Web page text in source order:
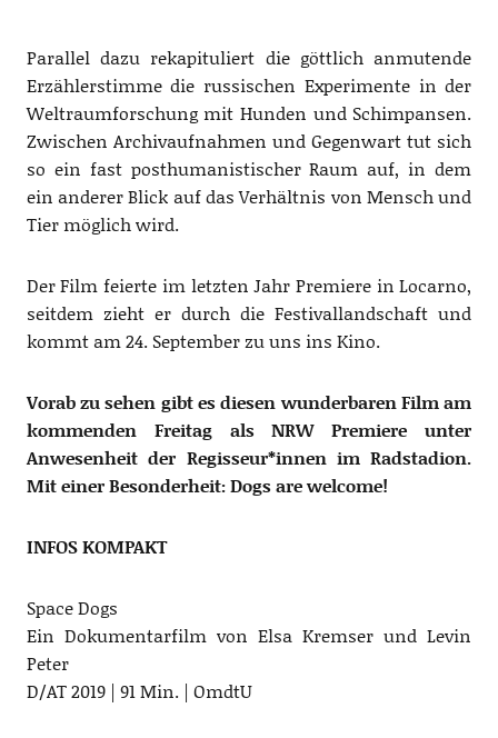
Parallel dazu rekapituliert die göttlich anmutende
Erzählerstimme die russischen Experimente in der
Weltraumforschung mit Hunden und Schimpansen.
Zwischen Archivaufnahmen und Gegenwart tut sich
so ein fast posthumanistischer Raum auf, in dem
ein anderer Blick auf das Verhältnis von Mensch und
Tier möglich wird.
Der Film feierte im letzten Jahr Premiere in Locarno,
seitdem zieht er durch die Festivallandschaft und
kommt am 24. September zu uns ins Kino.
Vorab zu sehen gibt es diesen wunderbaren Film am
kommenden Freitag als NRW Premiere unter
Anwesenheit der Regisseur*innen im Radstadion.
Mit einer Besonderheit: Dogs are welcome!
INFOS KOMPAKT
Space Dogs
Ein Dokumentarfilm von Elsa Kremser und Levin
Peter
D/AT 2019 | 91 Min. | OmdtU